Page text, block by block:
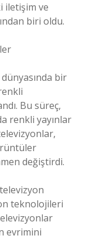
iletişim ve
biri oldu.
bir
Bu süreç,
renkli yayınlar
değiştirdi.
teknolojileri
evrimini